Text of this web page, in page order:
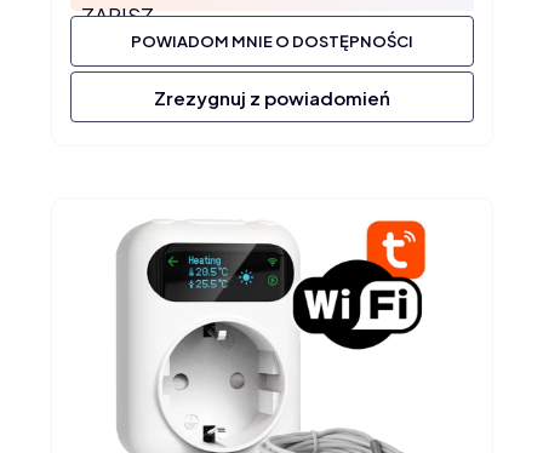
ZAPISZ
POWIADOM MNIE O DOSTĘPNOŚCI
Zrezygnuj z powiadomień